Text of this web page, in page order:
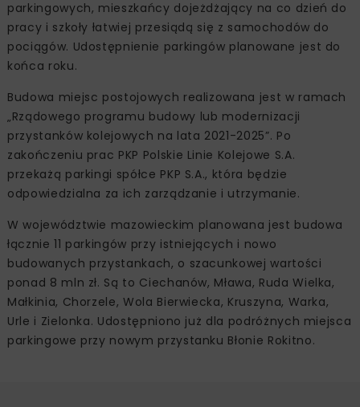
parkingowych, mieszkańcy dojeżdżający na co dzień do
pracy i szkoły łatwiej przesiądą się z samochodów do
pociągów. Udostępnienie parkingów planowane jest do
końca roku.
Budowa miejsc postojowych realizowana jest w ramach
„Rządowego programu budowy lub modernizacji
przystanków kolejowych na lata 2021-2025”. Po
zakończeniu prac PKP Polskie Linie Kolejowe S.A.
przekażą parkingi spółce PKP S.A., która będzie
odpowiedzialna za ich zarządzanie i utrzymanie.
W województwie mazowieckim planowana jest budowa
łącznie 11 parkingów przy istniejących i nowo
budowanych przystankach, o szacunkowej wartości
ponad 8 mln zł. Są to Ciechanów, Mława, Ruda Wielka,
Małkinia, Chorzele, Wola Bierwiecka, Kruszyna, Warka,
Urle i Zielonka. Udostępniono już dla podróżnych miejsca
parkingowe przy nowym przystanku Błonie Rokitno.